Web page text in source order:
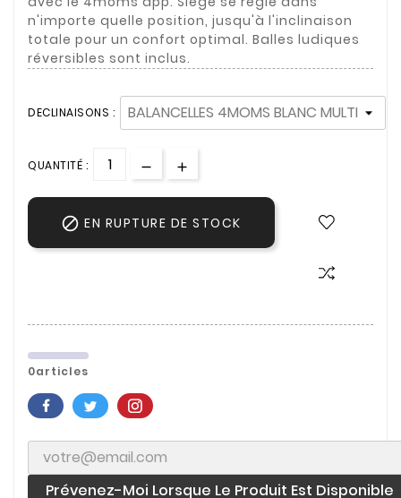
n'importe quelle position, jusqu'à l'inclinaison
totale pour un confort optimal. Balles ludiques
réversibles sont inclus.
DECLINAISONS :
QUANTITÉ :
 EN RUPTURE DE STOCK
0articles
Prévenez-Moi Lorsque Le Produit Est Disponible